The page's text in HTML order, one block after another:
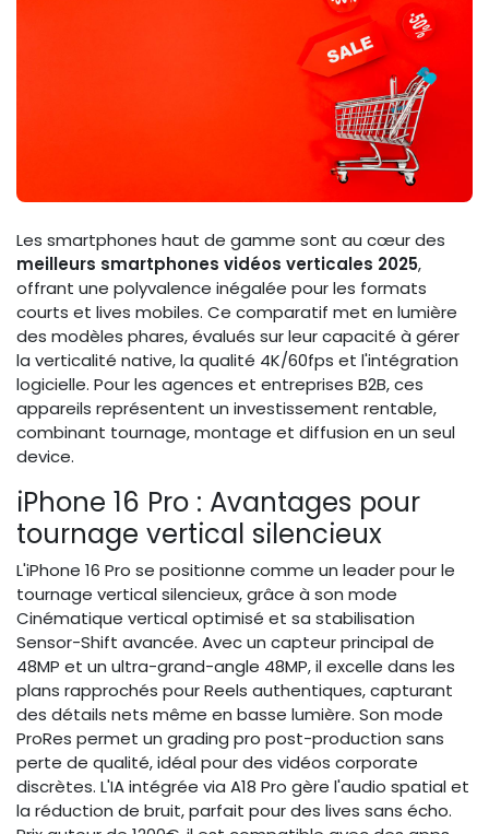
Les smartphones haut de gamme sont au cœur des
meilleurs smartphones vidéos verticales 2025,
offrant une polyvalence inégalée pour les formats
courts et lives mobiles. Ce comparatif met en lumière
des modèles phares, évalués sur leur capacité à gérer
la verticalité native, la qualité 4K/60fps et l'intégration
logicielle. Pour les agences et entreprises B2B, ces
appareils représentent un investissement rentable,
combinant tournage, montage et diffusion en un seul
device.
iPhone 16 Pro : Avantages pour
tournage vertical silencieux
L'iPhone 16 Pro se positionne comme un leader pour le
tournage vertical silencieux, grâce à son mode
Cinématique vertical optimisé et sa stabilisation
Sensor-Shift avancée. Avec un capteur principal de
48MP et un ultra-grand-angle 48MP, il excelle dans les
plans rapprochés pour Reels authentiques, capturant
des détails nets même en basse lumière. Son mode
ProRes permet un grading pro post-production sans
perte de qualité, idéal pour des vidéos corporate
discrètes. L'IA intégrée via A18 Pro gère l'audio spatial et
la réduction de bruit, parfait pour des lives sans écho.